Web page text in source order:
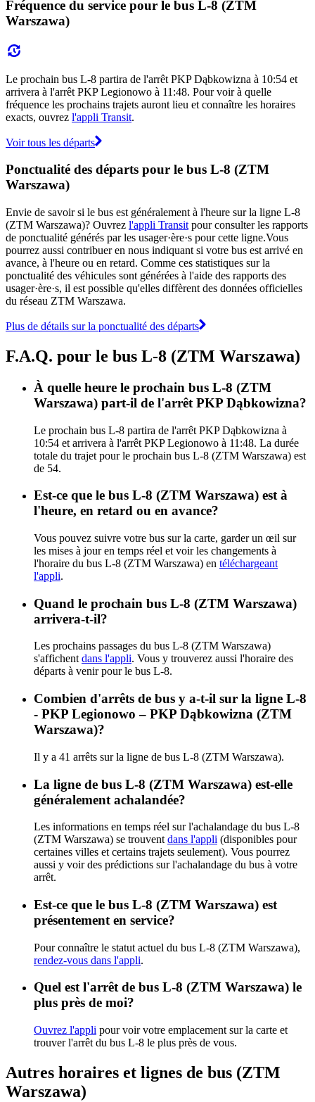
Fréquence du service pour le bus L-8 (ZTM
Warszawa)
Le prochain bus L-8 partira de l'arrêt PKP Dąbkowizna à 10:54 et
arrivera à l'arrêt PKP Legionowo à 11:48. Pour voir à quelle
fréquence les prochains trajets auront lieu et connaître les horaires
exacts, ouvrez l'appli Transit.
Voir tous les départs
Ponctualité des départs pour le bus L-8 (ZTM
Warszawa)
Envie de savoir si le bus est généralement à l'heure sur la ligne L-8
(ZTM Warszawa)? Ouvrez l'appli Transit pour consulter les rapports
de ponctualité générés par les usager·ère·s pour cette ligne.Vous
pourrez aussi contribuer en nous indiquant si votre bus est arrivé en
avance, à l'heure ou en retard. Comme ces statistiques sur la
ponctualité des véhicules sont générées à l'aide des rapports des
usager·ère·s, il est possible qu'elles diffèrent des données officielles
du réseau ZTM Warszawa.
Plus de détails sur la ponctualité des départs
F.A.Q. pour le bus L-8 (ZTM Warszawa)
À quelle heure le prochain bus L-8 (ZTM
Warszawa) part-il de l'arrêt PKP Dąbkowizna?
Le prochain bus L-8 partira de l'arrêt PKP Dąbkowizna à
10:54 et arrivera à l'arrêt PKP Legionowo à 11:48. La durée
totale du trajet pour le prochain bus L-8 (ZTM Warszawa) est
de 54.
Est-ce que le bus L-8 (ZTM Warszawa) est à
l'heure, en retard ou en avance?
Vous pouvez suivre votre bus sur la carte, garder un œil sur
les mises à jour en temps réel et voir les changements à
l'horaire du bus L-8 (ZTM Warszawa) en téléchargeant
l'appli.
Quand le prochain bus L-8 (ZTM Warszawa)
arrivera-t-il?
Les prochains passages du bus L-8 (ZTM Warszawa)
s'affichentdans l'appli. Vous y trouverez aussi l'horaire des
départs à venir pour le bus L-8.
Combien d'arrêts de bus y a-t-il sur la ligne L-8
- PKP Legionowo – PKP Dąbkowizna (ZTM
Warszawa)?
Il y a 41 arrêts sur la ligne de bus L-8 (ZTM Warszawa).
La ligne de bus L-8 (ZTM Warszawa) est-elle
généralement achalandée?
Les informations en temps réel sur l'achalandage du bus L-8
(ZTM Warszawa) se trouvent dans l'appli (disponibles pour
certaines villes et certains trajets seulement). Vous pourrez
aussi y voir des prédictions sur l'achalandage du bus à votre
arrêt.
Est-ce que le bus L-8 (ZTM Warszawa) est
présentement en service?
Pour connaître le statut actuel du bus L-8 (ZTM Warszawa),
rendez-vous dans l'appli.
Quel est l'arrêt de bus L-8 (ZTM Warszawa) le
plus près de moi?
Ouvrez l'appli pour voir votre emplacement sur la carte et
trouver l'arrêt du bus L-8 le plus près de vous.
Autres horaires et lignes de bus (ZTM
Warszawa)